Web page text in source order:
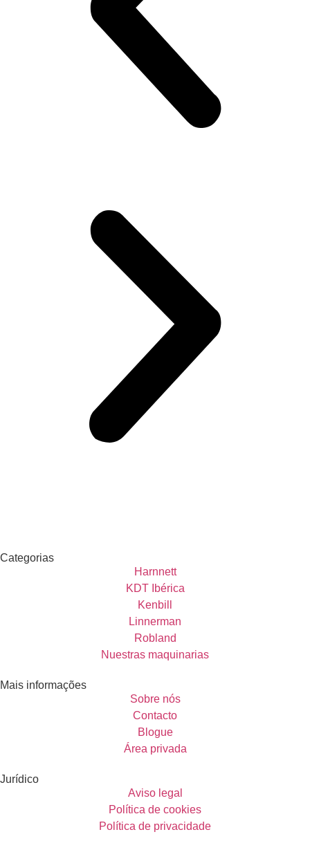
Categorias
Harnnett
KDT Ibérica
Kenbill
Linnerman
Robland
Nuestras maquinarias
Mais informações
Sobre nós
Contacto
Blogue
Área privada
Jurídico
Aviso legal
Política de cookies
Política de privacidade